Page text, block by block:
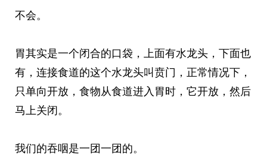
不会。
胃其实是一个闭合的口袋，上面有水龙头，下面也
有，连接食道的这个水龙头叫贲门，正常情况下，
只单向开放，食物从食道进入胃时，它开放，然后
马上关闭。
我们的吞咽是一团一团的。